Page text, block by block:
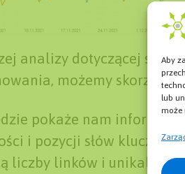
Aby
lub
może
analizy dotyczącej
możemy
pokaże nam informacje
i pozycji słów
liczby linków i